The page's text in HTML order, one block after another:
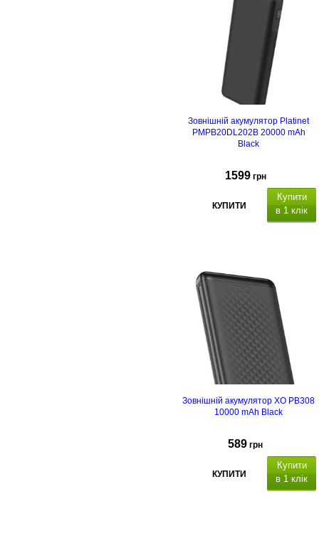
Вт, USB Type C 18Вт,
заряджання зовнішнього
акумулятора. Функції:
Зовнішній акумулятор Platinet
PMPB20DL202B 20000 mAh
Black
1599 грн
КУПИТИ
Купити
в 1 клік
інтерфейс: USB Type C 65Вт,
заряджання зовнішнього
акумулятора. Функції:
Зовнішній акумулятор XO PB308
10000 mAh Black
589 грн
КУПИТИ
Купити
в 1 клік